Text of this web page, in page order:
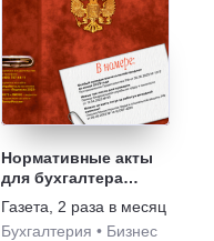
Нормативные акты
для бухгалтера
(печатный журнал +
электронная версия)
Газета
2 раза в месяц
Бухгалтерия • Бизнес